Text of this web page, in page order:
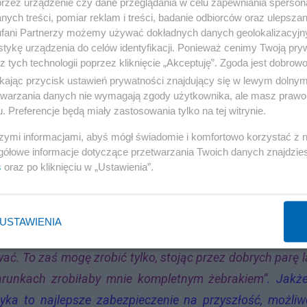
ruchem narodowym, współczesnym i sprzed II
ankietę. Niezwykle pociągający jest model
możliwe do odrodzenia i raczej związane jest z
w liście doJuliusza Zdanowskiego
się na powierzchni jako człowiek
to poświęcenie zrobić. Dziś jest inaczej: starość
życia ani w dobroczynnym przytułku, ani na
sporo energii na to, by sobie własny kąt urządzić i
To zaś mogę zrobić tylko, stojąc przez dobrych parę
zrobiłaby mnie kompletnym żebrakiem”.
to najlepsze zabezpieczenie na przyszłość,
treści, pomiar reklam i treści, badanie odbiorców oraz
Partnerzy możemy używać dokładnych danych
urządzenia do celów identyfikacji. Ponieważ cenimy Twoją
tych technologii poprzez kliknięcie „Akceptuję”. Zgoda jest
przycisk ustawień prywatności znajdujący się w lewym
danych nie wymagają zgody użytkownika, ale masz
Preferencje będą miały zastosowania tylko na tej witrynie.
informacjami, abyś mógł świadomie i komfortowo korzystać z
informacje dotyczące przetwarzania Twoich danych
oraz po kliknięciu w „Ustawienia”.
USTAWIENIA